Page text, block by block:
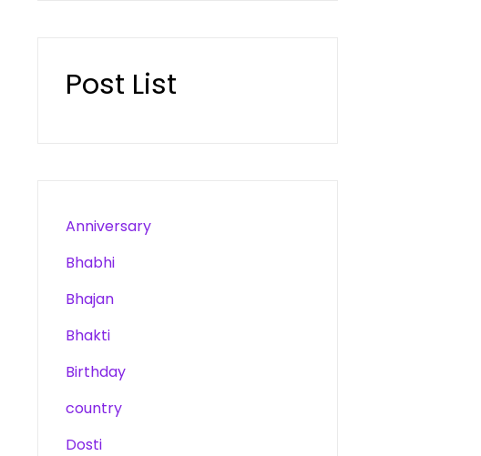
Post List
Anniversary
Bhabhi
Bhajan
Bhakti
Birthday
country
Dosti